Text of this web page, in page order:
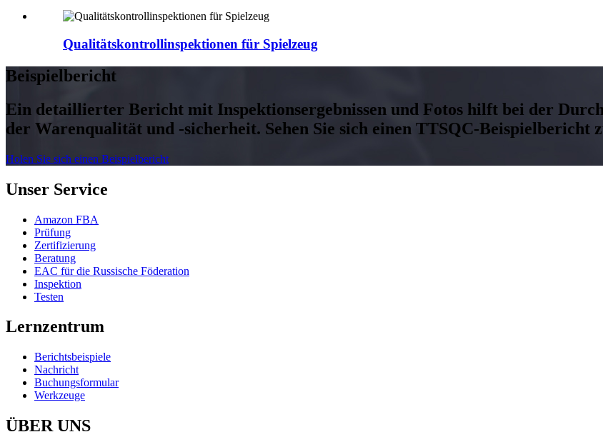
Qualitätskontrollinspektionen für Spielzeug
Beispielbericht
Ein detaillierter Bericht mit Inspektionsergebnissen und Fotos hilft bei der
der Warenqualität und -sicherheit. Sehen Sie sich einen TTSQC-Beispielbericht
Holen Sie sich einen Beispielbericht
Unser Service
Amazon FBA
Prüfung
Zertifizierung
Beratung
EAC für die Russische Föderation
Inspektion
Testen
Lernzentrum
Berichtsbeispiele
Nachricht
Buchungsformular
Werkzeuge
ÜBER UNS